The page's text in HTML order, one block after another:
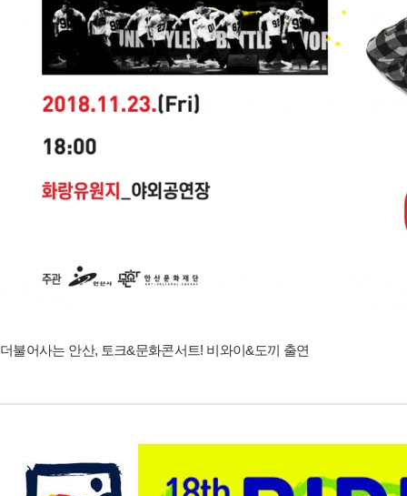
더불어사는 안산, 토크&문화콘서트! 비와이&도끼 출연